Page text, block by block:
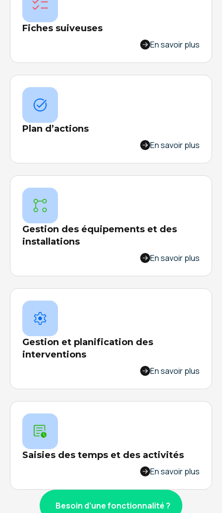
Fiches suiveuses
Assurez la traçabilité de vos pièces etEn savoir plus
Plan d’actions
Adios Excel. Centralisez tous vos plans d'actions
En savoir plus
Gestion des équipements et des
installations
Une intervention d'urgence coûte 7 fois plus
En savoir plus
Gestion et planification des
interventions
Optimisez vos tournées d'intervention etEn savoir plus
Saisies des temps et des activités
Optimisez la gestion des temps et des activités
Excel. Centralisez toutes les données de
gestion des heures et des activités.
En savoir plus
Besoin d’une fonctionnalité ?